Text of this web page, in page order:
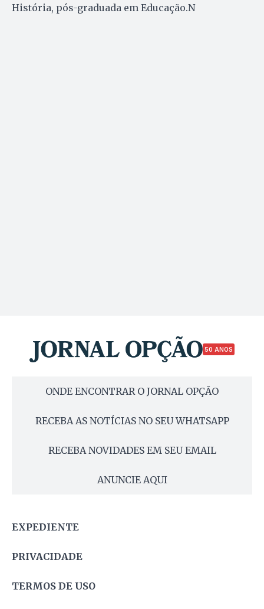
História, pós-graduada em Educação.N
50 ANOS
ONDE ENCONTRAR O JORNAL OPÇÃO
RECEBA AS NOTÍCIAS NO SEU WHATSAPP
RECEBA NOVIDADES EM SEU EMAIL
ANUNCIE AQUI
EXPEDIENTE
PRIVACIDADE
TERMOS DE USO